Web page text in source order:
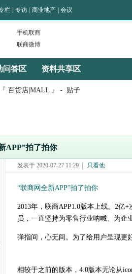
栏 专访 商业地产 会议
手机联商
联商微博
问答区 资料共享区
『 百货店|MALL 』 - 贴子
APP”拍了拍你
发表于 2020-07-27 11:29 只看他
“联商网全新APP”拍了拍你
2013年，联商APP1.0版本上线。2亿
员，一直坚持为零售行业呐喊、为企
弹指间，心无间。为了给用户呈现更
相较于之前的版本，4.0版本无论从